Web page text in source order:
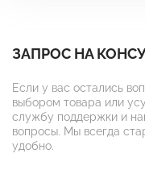
ЗАПРОС НА
Если у вас остались
выбором товара или
службу поддержки и
вопросы. Мы всегда
удобно.